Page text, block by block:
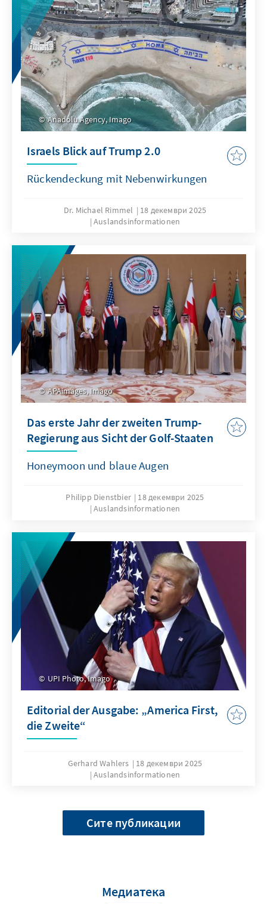
Anadolu Agency, Imago
Israels Blick auf Trump 2.0
Rückendeckung mit Nebenwirkungen
Dr. Michael Rimmel
18 декември 2025
Auslandsinformationen
APAimages, Imago
Das erste Jahr der zweiten Trump-
Regierung aus Sicht der Golf-Staaten
Honeymoon und blaue Augen
Philipp Dienstbier
18 декември 2025
Auslandsinformationen
UPI Photo, Imago
Editorial der Ausgabe: „America First,
die Zweite“
Gerhard Wahlers
18 декември 2025
Auslandsinformationen
Сите публикации
Медиатека